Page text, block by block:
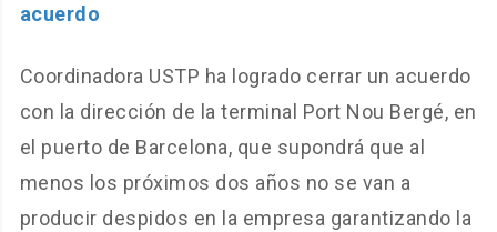
acuerdo
Coordinadora USTP ha logrado cerrar un acuerdo
con la dirección de la terminal Port Nou Bergé, en
el puerto de Barcelona, que supondrá que al
menos los próximos dos años no se van a
producir despidos en la empresa garantizando la